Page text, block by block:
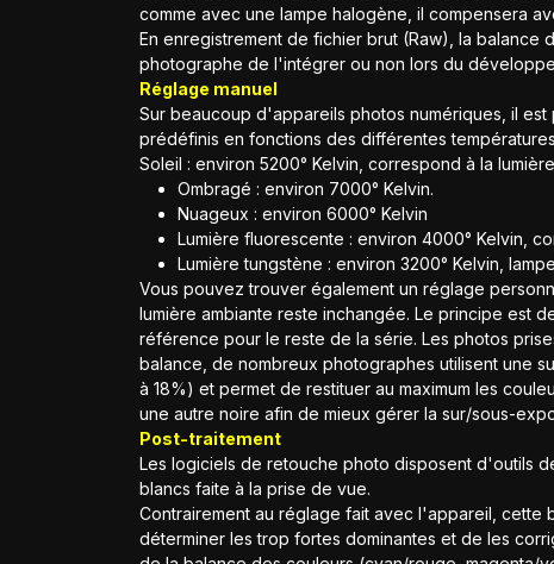
comme avec une lampe halogène, il compensera
En enregistrement de fichier brut (Raw), la balance
photographe de l'intégrer ou non lors du
Réglage manuel
Sur beaucoup d'appareils photos numériques, il
prédéfinis en fonctions des différentes
Soleil : environ 5200° Kelvin, correspond à la
Ombragé : environ 7000° Kelvin.
Nuageux : environ 6000° Kelvin
Lumière fluorescente : environ 4000° Kelvin,
Lumière tungstène : environ 3200° Kelvin,
Vous pouvez trouver également un réglage
lumière ambiante reste inchangée. Le principe est
référence pour le reste de la série. Les photos
balance, de nombreux photographes utilisent une
à 18%) et permet de restituer au maximum les
une autre noire afin de mieux gérer la sur/sous-
Post-traitement
Les logiciels de retouche photo disposent d'outils
blancs faite à la prise de vue.
Contrairement au réglage fait avec l'appareil, cette
déterminer les trop fortes dominantes et de les